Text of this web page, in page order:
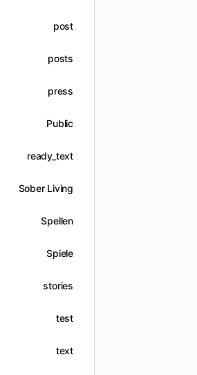
post
posts
press
Public
ready_text
Sober Living
Spellen
Spiele
stories
test
text